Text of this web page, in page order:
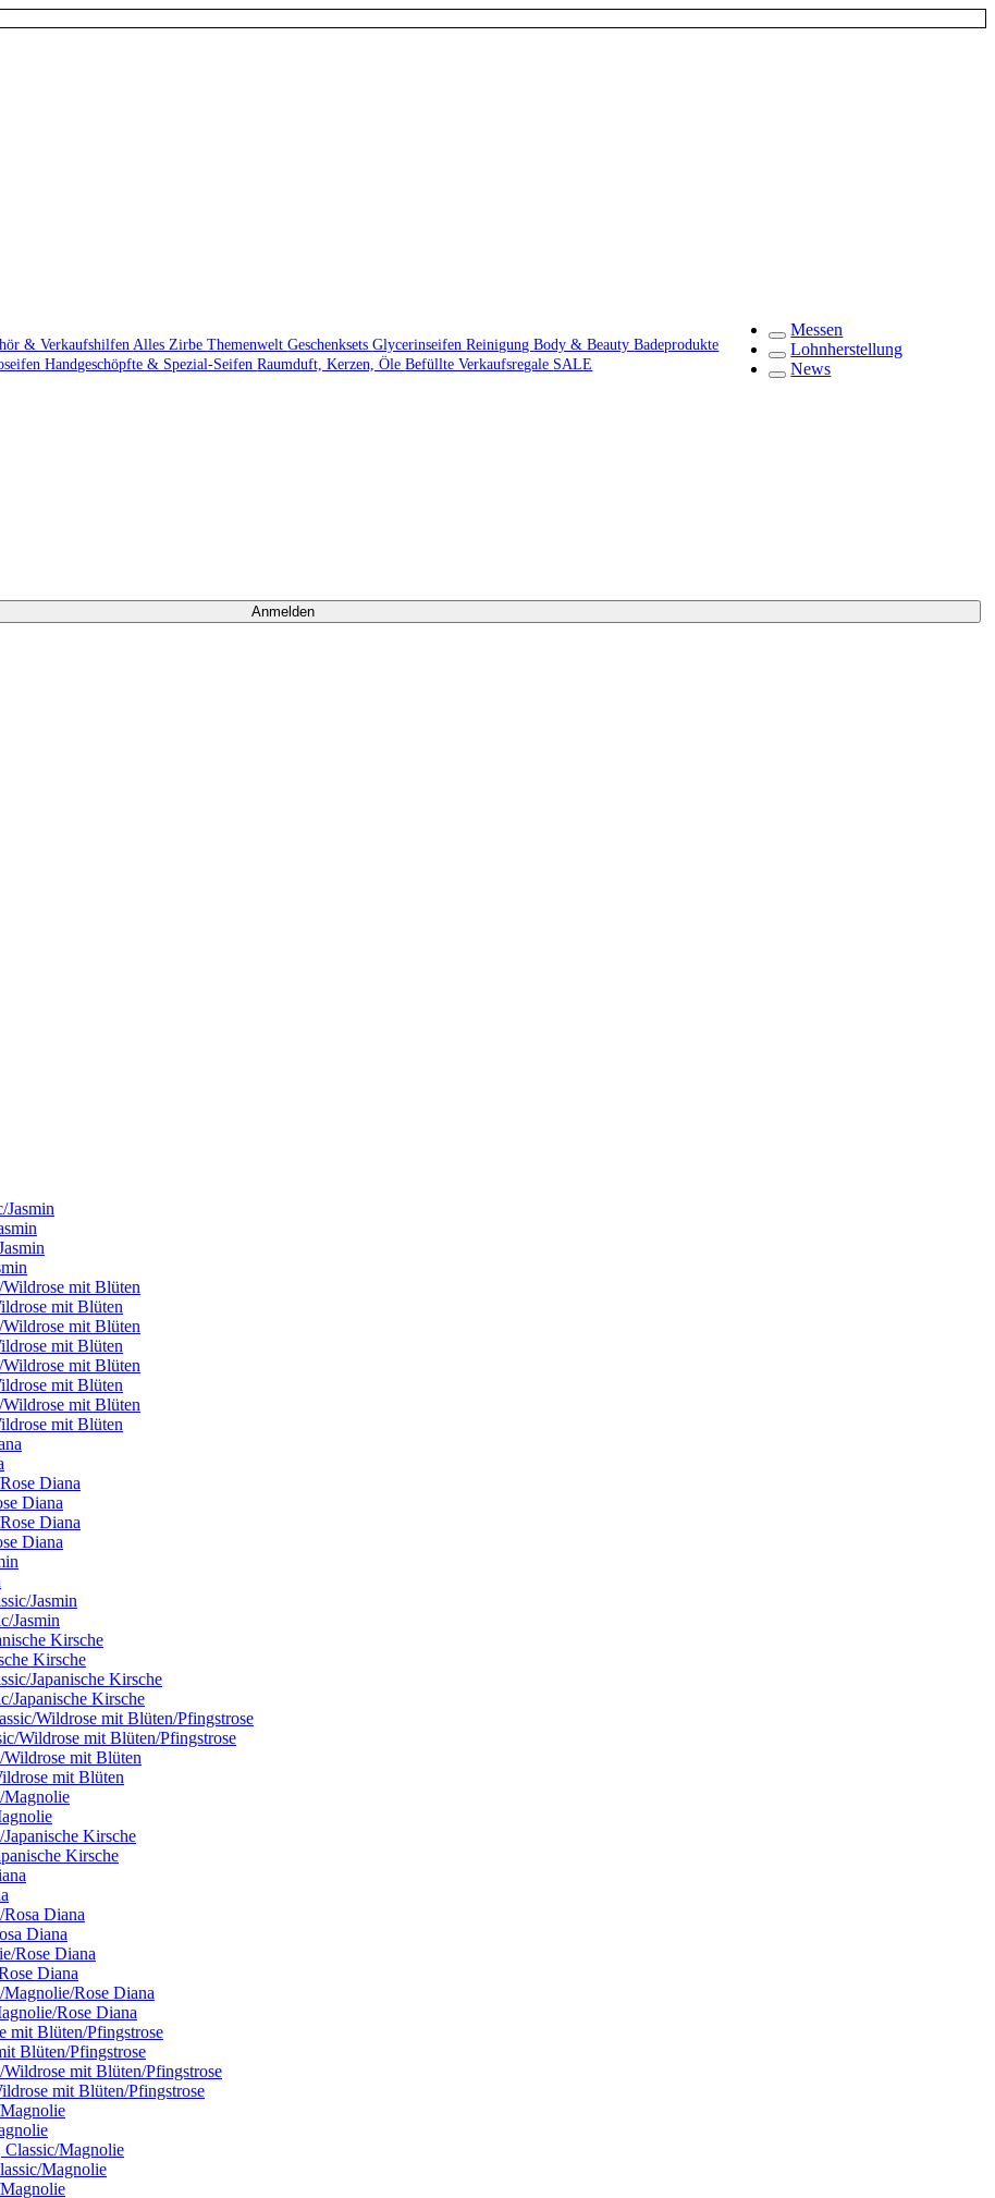
& Verkaufshilfen Alles ZirbeThemenweltGeschenksetsGlycerinseifenReinigungBody & BeautyBadeprodukte
Handgeschöpfte & Spezial-SeifenRaumduft, Kerzen, ÖleBefüllte Verkaufsregale SALE
Messen
Lohnherstellung
News
Anmelden
mit Blüten
mit Blüten
mit Blüten
mit Blüten
Diana
Diana
Jasmin
Kirsche
Japanische Kirsche
Wildrose mit Blüten/Pfingstrose
mit Blüten
Kirsche
Diana
Diana
Rose Diana
Blüten/Pfingstrose
mit Blüten/Pfingstrose
Magnolie